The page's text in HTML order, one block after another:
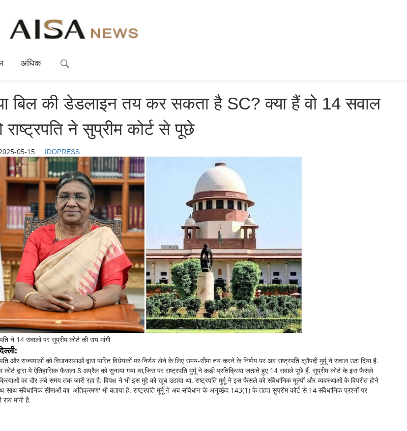
अधिक
बिल की डेडलाइन तय कर सकता है SC? क्‍या हैं वो 14 सवाल
राष्‍ट्रपति ने सुप्रीम कोर्ट से पूछे
05-15 IDOPRESS
ने 14 सवालों पर सुप्रीम कोर्ट की राय मांगी
और राज्‍यपालों को विधानसभाओं द्वारा पारित विधेयकों पर निर्णय लेने के लिए समय-सीमा तय करने के निर्णय पर अब राष्‍ट्रपति द्रौपदी मुर्मू ने सवाल उठा दिया है.
कोर्ट द्वारा ये ऐतिहासिक फैसला 8 अप्रैल को सुनाया गया था,जिस पर राष्‍ट्रपति मुर्मू ने कड़ी प्रतिक्रिया जताते हुए 14 सवाले पूछे हैं. सुप्रीम कोर्ट के इस फैसले
का दौर लंबे समय तक जारी रहा है. विपक्ष ने भी इस मुद्दे को खूब उठाया था. राष्‍ट्रपति मुर्मू ने इस फैसले को संवैधानिक मूल्‍यों और व्‍यवस्‍थाओं के विपरीत होने
साथ संवैधानिक सीमाओं का 'अतिक्रमण' भी बताया है. राष्‍ट्रपति मुर्मू ने अब संविधान के अनुच्‍छेद 143(1) के तहत सुप्रीम कोर्ट से 14 संवैधानिक प्रश्‍नों पर
मांगी है.